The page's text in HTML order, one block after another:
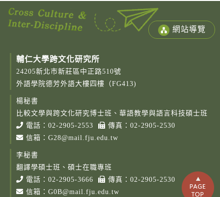
網站導覽
輔仁大學跨文化研究所
24205新北市新莊區中正路510號
外語學院德芳外語大樓四樓（FG413)
楊秘書
比較文學與跨文化研究博士班、華語教學與語言科技碩士班
電話： 02-2905-2553
傳真：02-2905-2530
信箱： G28@mail.fju.edu.tw
李秘書
翻譯學碩士班、碩士在職專班
電話： 02-2905-3666
傳真：02-2905-2530
信箱： G0B@mail.fju.edu.tw